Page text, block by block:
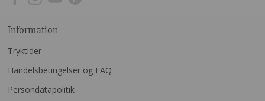
Information
Tryktider
Handelsbetingelser og FAQ
Persondatapolitik